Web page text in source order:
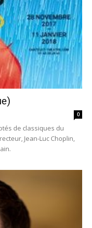
0
de classiques du
Jean-Luc Choplin,